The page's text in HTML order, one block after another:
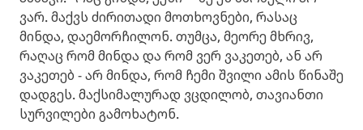
ვარ. მაქვს ძირითადი მოთხოვნები, რასაც
მინდა, დაემორჩილონ. თუმცა, მეორე მხრივ,
რაღაც რომ მინდა და რომ ვერ ვაკეთებ, ან არ
ვაკეთებ - არ მინდა, რომ ჩემი შვილი ამის წინაშე
დადგეს. მაქსიმალურად ვცდილობ, თავიანთი
სურვილები გამოხატონ.